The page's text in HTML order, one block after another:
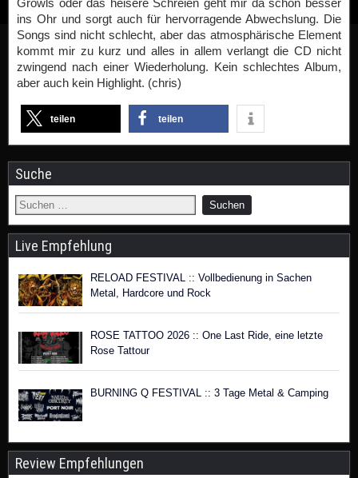
Growls oder das heisere Schreien geht mir da schon besser
ins Ohr und sorgt auch für hervorragende Abwechslung. Die
Songs sind nicht schlecht, aber das atmosphärische Element
kommt mir zu kurz und alles in allem verlangt die CD nicht
zwingend nach einer Wiederholung. Kein schlechtes Album,
aber auch kein Highlight. (chris)
teilen teilen
Suche
Live Empfehlung
RELOAD FESTIVAL :: Vollbedienung in Sachen
Metal, Hardcore und Rock
ROSE TATTOO 2026 :: One Last Ride, eine letzte
Rose Tattour
BURNING Q FESTIVAL :: 3 Tage Metal & Camping
Review Empfehlungen